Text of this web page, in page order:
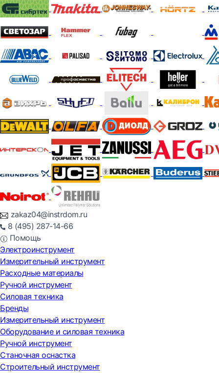
zakaz04@instrdom.ru
8 (495) 287-14-66
Помощь
Электроинструмент
Измерительный инструмент
Расходные материалы
Ручной инструмент
Силовая техника
Бренды
Измерительный инструмент
Оборудование и силовая техника
Ручной инструмент
Станочная оснастка
Строительный инструмент